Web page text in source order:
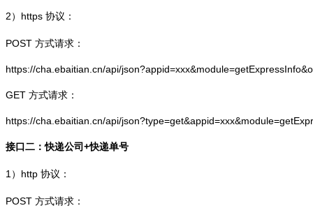
2） https 协议：
POST 方式请求：
https://cha.ebaitian.cn/api/
GET 方式请求：
https://cha.ebaitian.cn/api/
接口二：快递公司+快递单号
1） http 协议：
POST 方式请求：